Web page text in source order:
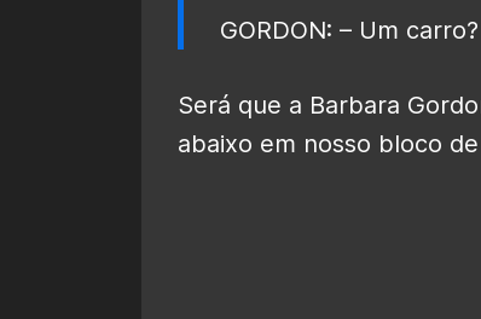
GORDON: – Um
Será que a Barbara
abaixo em nosso bloco